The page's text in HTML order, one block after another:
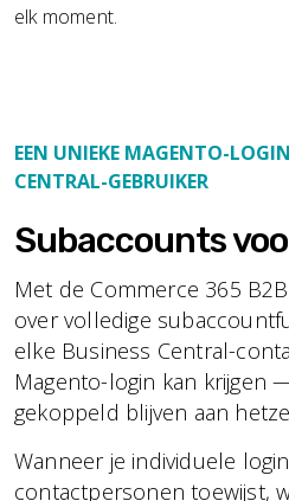
elk moment.
EEN UNIEKE MAGENTO-
CENTRAL-GEBRUIKER
Subaccounts
Met de Commerce 365
over volledige
elke Business Central-
Magento-login kan krijgen
gekoppeld blijven aan
Wanneer je individuele
contactpersonen toewijst,